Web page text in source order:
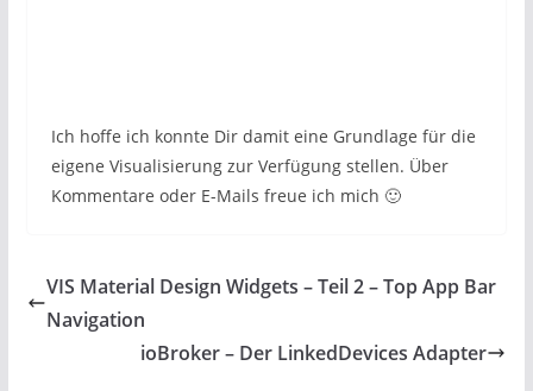
Ich hoffe ich konnte Dir damit eine Grundlage für die
eigene Visualisierung zur Verfügung stellen. Über
Kommentare oder E-Mails freue ich mich 🙂
VIS Material Design Widgets – Teil 2 – Top App Bar
Navigation
ioBroker – Der LinkedDevices Adapter